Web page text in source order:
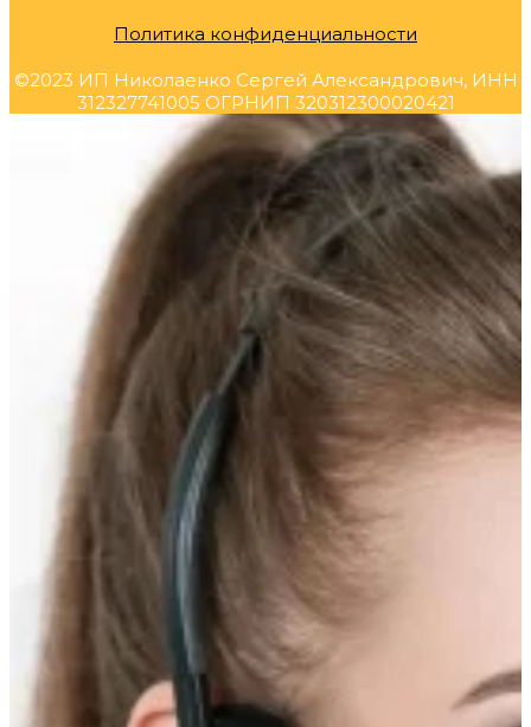
Политика конфиденциальности
©2023 ИП Николаенко Сергей Александрович, ИНН
312327741005 ОГРНИП 320312300020421